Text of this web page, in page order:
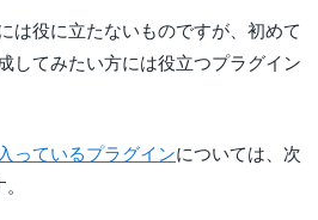
は役に立たないものですが、初めて
してみたい方には役立つプラグイン
っているプラグインについては、次